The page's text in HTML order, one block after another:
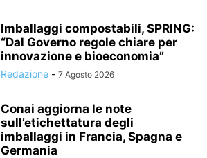
Imballaggi compostabili, SPRING:
“Dal Governo regole chiare per
innovazione e bioeconomia”
Redazione - 7 Agosto 2026
Conai aggiorna le note
sull’etichettatura degli
imballaggi in Francia, Spagna e
Germania